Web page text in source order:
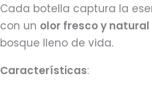
Cada botella captura la
con un olor fresco y natural
bosque lleno de vida.
Características: